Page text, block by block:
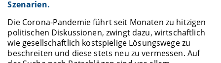
Szenarien.
Die Corona-Pandemie führt seit Monaten zu hitzigen
politischen Diskussionen, zwingt dazu, wirtschaftlich
wie gesellschaftlich kostspielige Lösungswege zu
beschreiten und diese stets neu zu vermessen. Auf